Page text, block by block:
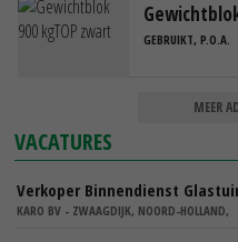
GEBRUIKT, P.O.A.
MEER
VACATURES
Verkoper Binnendienst
KARO BV - ZWAAGDIJK, NOORD-HOLLAND,